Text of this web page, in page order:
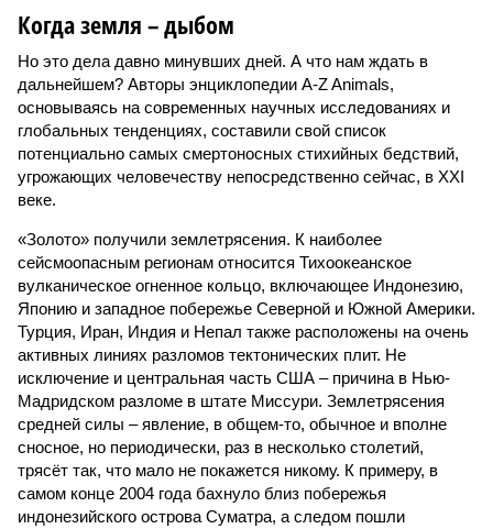
Когда земля – дыбом
Но это дела давно минувших дней. А что нам ждать в
дальнейшем? Авторы энциклопедии A-Z Animals,
основываясь на современных научных исследованиях и
глобальных тенденциях, составили свой список
потенциально самых смертоносных стихийных бедствий,
угрожающих человечеству непосредственно сейчас, в XXI
веке.
«Золото» получили землетрясения. К наиболее
сейсмоопасным регионам относится Тихоокеанское
вулканическое огненное кольцо, включающее Индонезию,
Японию и западное побережье Северной и Южной Америки.
Турция, Иран, Индия и Непал также расположены на очень
активных линиях разломов тектонических плит. Не
исключение и центральная часть США – причина в Нью-
Мадридском разломе в штате Миссури. Землетрясения
средней силы – явление, в общем-то, обычное и вполне
сносное, но периодически, раз в несколько столетий,
трясёт так, что мало не покажется никому. К примеру, в
самом конце 2004 года бахнуло близ побережья
индонезийского острова Суматра, а следом пошли